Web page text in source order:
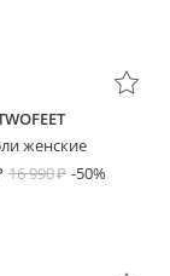
женские
16 990 -50%